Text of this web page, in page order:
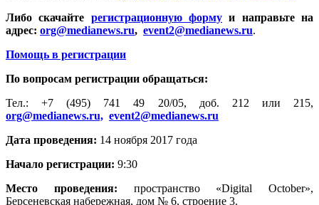
Либо скачайте регистрационную форму и направьте на
адрес: org@medianews.ru, event2@medianews.ru.
Помощь в регистрации
По вопросам регистрации обращаться:
Тел.: +7 (495) 741 49 20/05, доб. 212 или 215,
org@medianews.ru, event2@medianews.ru
Дата проведения: 14 ноября 2017 года
Начало регистрации: 9:30
Место проведения: пространство «Digital October»,
Берсеневская набережная, дом № 6, строение 3.